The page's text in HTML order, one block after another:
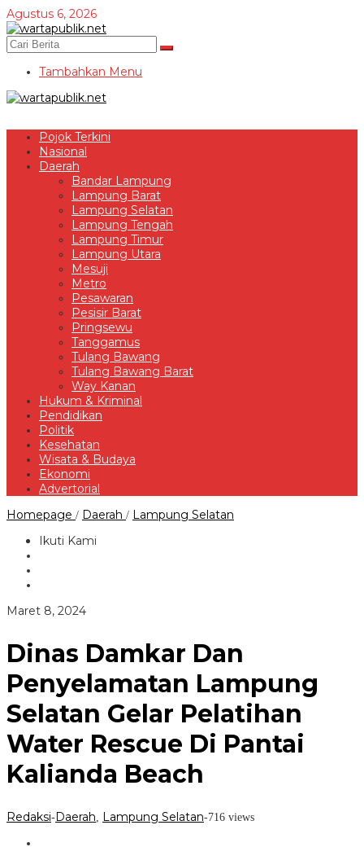
Lewati
ke
konten
Agustus 6, 2026
Tambahkan Menu
Pojok Terkini
Nasional
Daerah
Bandar Lampung
Lampung Barat
Lampung Selatan
Lampung Tengah
Lampung Timur
Lampung Utara
Mesuji
Metro
Pesawaran
Pesisir Barat
Pringsewu
Tanggamus
Tulang Bawang
Tulang Bawang Barat
Way Kanan
Hukum & Kriminal
Pendidikan
Politik
Kesehatan
Wisata & Budaya
Ekonomi
Advertorial
Homepage / Daerah / Lampung Selatan
Pantai
Beach
Ikuti Kami
Maret 8, 2024oleh
Dinas Damkar Dan
Penyelamatan Lampung
Selatan Gelar Pelatihan
Water Rescue Di Pantai
Kalianda Beach
Redaksi-Daerah Lampung Selatan-716 views